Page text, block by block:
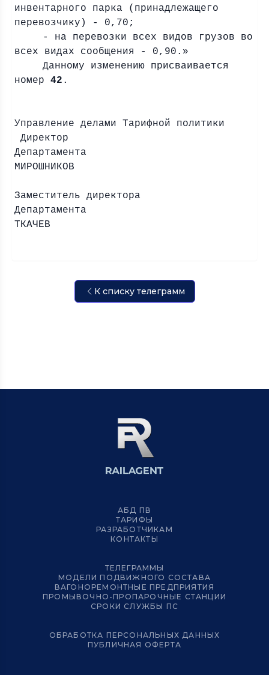
инвентарного парка (принадлежащего
перевозчику) - 0,70;
- на перевозки всех видов грузов во
всех видах сообщения - 0,90.»
Данному изменению присваивается
номер 42 .
Управление делами Тарифной политики
Директор
МИРОШНИКОВ
Заместитель директора
ТКАЧЕВ
К списку телеграмм
АБД ПВ
ТАРИФЫ
РАЗРАБОТЧИКАМ
КОНТАКТЫ
ТЕЛЕГРАММЫ
МОДЕЛИ ПОДВИЖНОГО СОСТАВА
ВАГОНОРЕМОНТНЫЕ ПРЕДПРИЯТИЯ
ПРОМЫВОЧНО-ПРОПАРОЧНЫЕ СТАНЦИИ
СРОКИ СЛУЖБЫ ПС
ОБРАБОТКА ПЕРСОНАЛЬНЫХ ДАННЫХ
ПУБЛИЧНАЯ ОФЕРТА